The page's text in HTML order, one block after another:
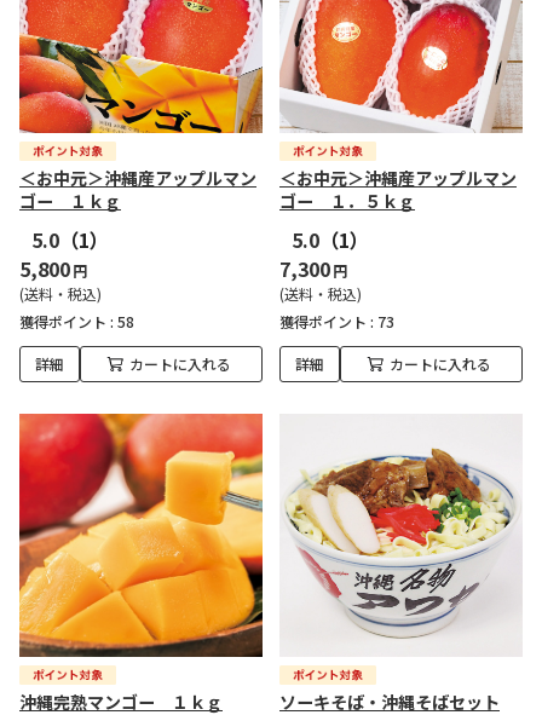
＜お中元＞沖縄産アップルマン
ゴー １ｋｇ
5.0 （1）
5,800円
(送料・税込)
獲得ポイント : 58
詳細 カートに入れる
＜お中元＞沖縄産アップルマン
ゴー １．５ｋｇ
5.0 （1）
7,300円
(送料・税込)
獲得ポイント : 73
詳細 カートに入れる
沖縄完熟マンゴー １ｋｇ ソーキそば・沖縄そばセット